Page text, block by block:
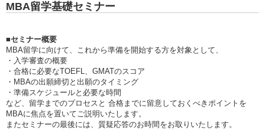
MBA留学基礎セミナー
■セミナー概要
MBA留学に向けて、これから準備を開始する方を対象として、
・入学審査の概要
・合格に必要なTOEFL、GMATのスコア
・MBAの出願締切と出願のタイミング
・準備スケジュールと必要な時間
など、留学までのプロセスと 合格までに留意しておくべきポイントを
MBAに焦点を置いてご説明いたします。
またセミナーの最後には、質疑応答のお時間をお取りいたします。